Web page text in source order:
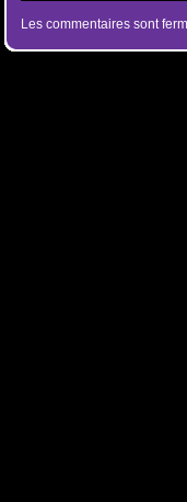
Les commentaires sont